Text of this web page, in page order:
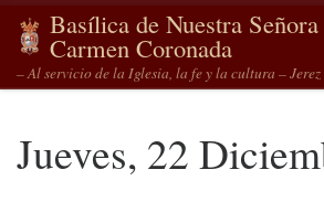
Saltar al contenido
Basílica de Nuestra
Carmen Coronada
– Al servicio de la Iglesia, la fe y la cultura –
Jueves, 22